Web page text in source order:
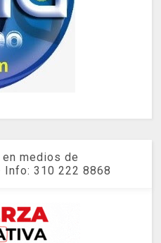
en medios de
Info: 310 222 8868